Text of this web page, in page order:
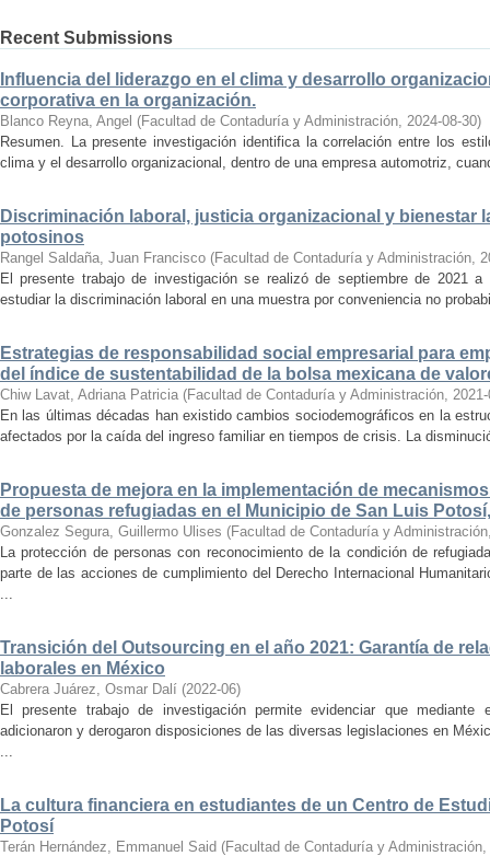
Recent Submissions
Influencia del liderazgo en el clima y desarrollo
corporativa en la organización.
Blanco Reyna, Angel (Facultad de Contaduría y Administración, 2024-08-30)
Resumen. La presente investigación identifica la correlación entre los
clima y el desarrollo organizacional, dentro de una empresa automotriz,
Discriminación laboral, justicia organizacional y bienestar
potosinos
Rangel Saldaña, Juan Francisco (Facultad de Contaduría y Administración,
El presente trabajo de investigación se realizó de septiembre de 2021
estudiar la discriminación laboral en una muestra por conveniencia no
Estrategias de responsabilidad social empresarial para
del índice de sustentabilidad de la bolsa mexicana de
Chiw Lavat, Adriana Patricia (Facultad de Contaduría y Administración,
En las últimas décadas han existido cambios sociodemográficos en la
afectados por la caída del ingreso familiar en tiempos de crisis. La
Propuesta de mejora en la implementación de
de personas refugiadas en el Municipio de San Luis
Gonzalez Segura, Guillermo Ulises (Facultad de Contaduría y Administración
La protección de personas con reconocimiento de la condición de
parte de las acciones de cumplimiento del Derecho Internacional
...
Transición del Outsourcing en el año 2021: Garantía de
laborales en México
Cabrera Juárez, Osmar Dalí (2022-06)
El presente trabajo de investigación permite evidenciar que
adicionaron y derogaron disposiciones de las diversas legislaciones en
...
La cultura financiera en estudiantes de un Centro de
Potosí
Terán Hernández, Emmanuel Said (Facultad de Contaduría y Administración,